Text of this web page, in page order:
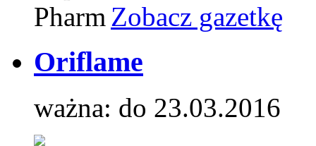
Zobacz gazetkę
Oriflame
ważna: do 23.03.2016